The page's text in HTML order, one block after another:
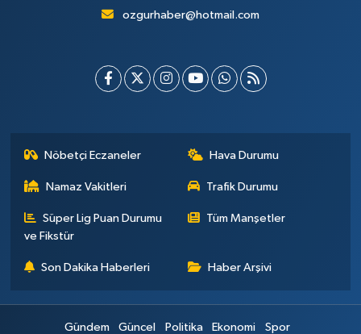
ozgurhaber@hotmail.com
Nöbetçi Eczaneler Hava Durumu
Namaz Vakitleri Trafik Durumu
Süper Lig Puan Durumu
ve Fikstür
Tüm Manşetler
Son Dakika Haberleri Haber Arşivi
Gündem Güncel Politika Ekonomi Spor